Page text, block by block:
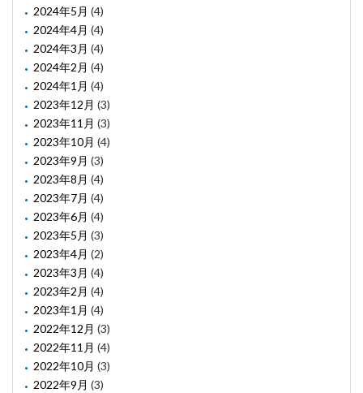
2024年5月 (4)
2024年4月 (4)
2024年3月 (4)
2024年2月 (4)
2024年1月 (4)
2023年12月 (3)
2023年11月 (3)
2023年10月 (4)
2023年9月 (3)
2023年8月 (4)
2023年7月 (4)
2023年6月 (4)
2023年5月 (3)
2023年4月 (2)
2023年3月 (4)
2023年2月 (4)
2023年1月 (4)
2022年12月 (3)
2022年11月 (4)
2022年10月 (3)
2022年9月 (3)